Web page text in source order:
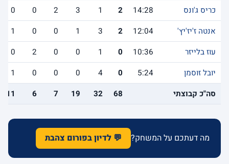
כריס ג'ונס
14:28
2
1
3
2
0
0
אנטה ז'יז'יץ'
12:04
2
3
1
0
0
1
עוז בלייזר
10:36
0
1
0
0
2
0
יובל זוסמן
5:24
0
4
0
0
0
1
סה"כ קבוצתי
68
32
19
7
6
11
מה דעתכם על המשחק? 💬 לדיון בפורום צהבת